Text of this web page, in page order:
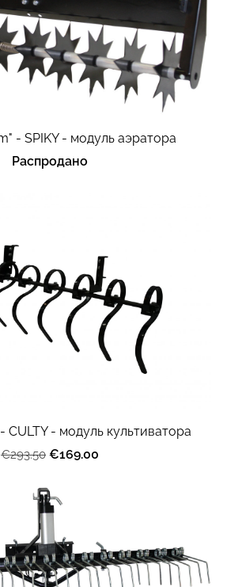
- SPIKY - модуль аэратора
Распродано
CULTY - модуль культиватора
€293.50 €169.00